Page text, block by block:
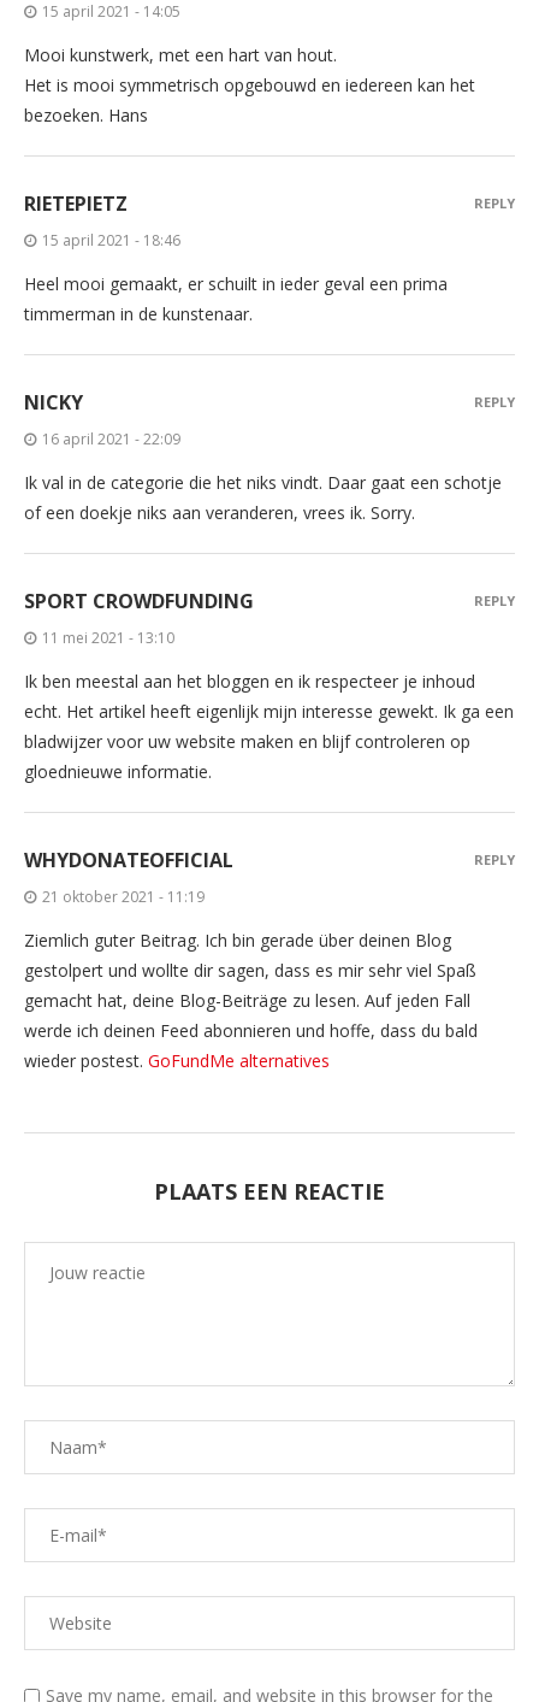
15 april 2021 - 14:05
Mooi kunstwerk, met een hart van hout.
Het is mooi symmetrisch opgebouwd en iedereen kan het
bezoeken. Hans
RIETEPIETZ
15 april 2021 - 18:46
Heel mooi gemaakt, er schuilt in ieder geval een prima
timmerman in de kunstenaar.
REPLY
NICKY
16 april 2021 - 22:09
Ik val in de categorie die het niks vindt. Daar gaat een schotje
of een doekje niks aan veranderen, vrees ik. Sorry.
REPLY
SPORT CROWDFUNDING
11 mei 2021 - 13:10
Ik ben meestal aan het bloggen en ik respecteer je inhoud
echt. Het artikel heeft eigenlijk mijn interesse gewekt. Ik ga een
bladwijzer voor uw website maken en blijf controleren op
gloednieuwe informatie.
REPLY
WHYDONATEOFFICIAL
21 oktober 2021 - 11:19
Ziemlich guter Beitrag. Ich bin gerade über deinen Blog
gestolpert und wollte dir sagen, dass es mir sehr viel Spaß
gemacht hat, deine Blog-Beiträge zu lesen. Auf jeden Fall
werde ich deinen Feed abonnieren und hoffe, dass du bald
wieder postest. GoFundMe alternatives
REPLY
PLAATS EEN REACTIE
Save my name, email, and website in this browser for the